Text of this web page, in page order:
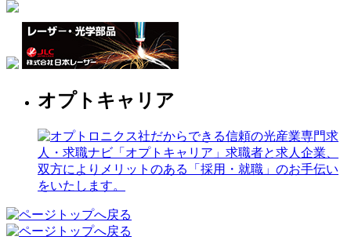
オプトキャリア